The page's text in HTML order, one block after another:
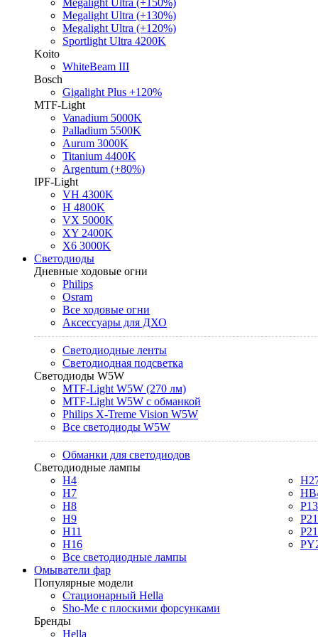
Megalight Ultra (+150%)
Megalight Ultra (+130%)
Megalight Ultra (+120%)
Sportlight Ultra 4200K
Koito
WhiteBeam III
Bosch
Gigalight Plus +120%
MTF-Light
Vanadium 5000K
Palladium 5500K
Aurum 3000K
Titanium 4400K
Argentum (+80%)
IPF-Light
VH 4300K
H 4800K
VX 5000K
XY 2400K
X6 3000K
Светодиоды
Дневные ходовые огни
Philips
Osram
Все ходовые огни
Аксессуары для ДХО
Светодиодные ленты
Светодиодная подсветка
Светодиоды W5W
MTF-Light W5W (270 лм)
MTF-Light W5W с обманкой
Philips X-Treme Vision W5W
Все светодиоды W5W
Обманки для светодиодов
Светодиодные лампы
H4
H7
H8
H9
H11
H16
Все светодиодные лампы
Омыватели фар
Популярные модели
Стационарный Hella
Sho-Me с плоскими форсунками
Бренды
Hella